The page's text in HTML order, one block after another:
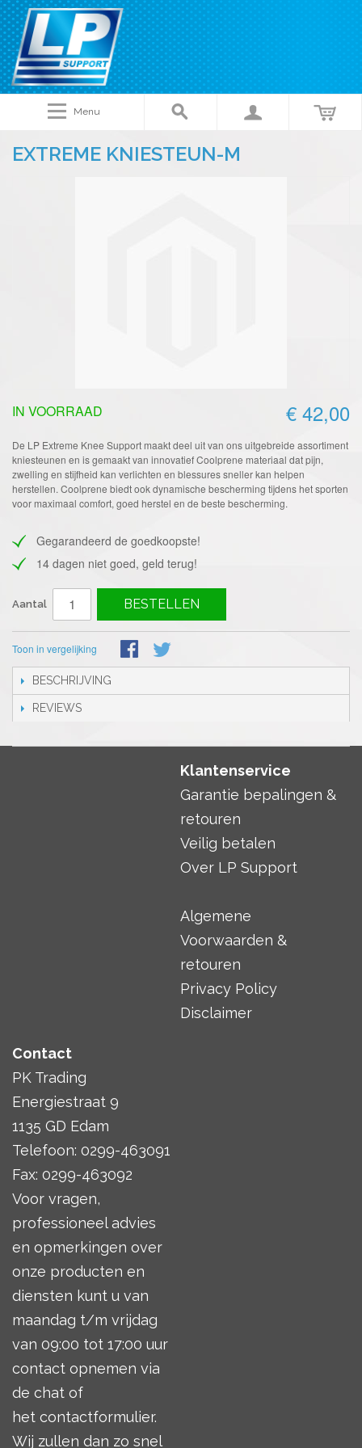
Menu
EXTREME KNIESTEUN-M
€ 42,00
IN VOORRAAD
De LP Extreme Knee Support maakt deel uit van ons uitgebreide assortiment
kniesteunen en is gemaakt van innovatief Coolprene materiaal dat pijn,
zwelling en stijfheid kan verlichten en blessures sneller kan helpen
herstellen. Coolprene biedt ook dynamische bescherming tijdens het sporten
voor maximaal comfort, goed herstel en de beste bescherming.
Gegarandeerd de goedkoopste!
14 dagen niet goed, geld terug!
Aantal BESTELLEN
Toon in vergelijking
BESCHRIJVING
REVIEWS
Klantenservice
Garantie bepalingen &
retouren
Veilig betalen
Over LP Support
Algemene
Voorwaarden &
retouren
Privacy Policy
Disclaimer
Contact
PK Trading
Energiestraat 9
1135 GD Edam
Telefoon: 0299-463091
Fax: 0299-463092
Voor vragen,
professioneel advies
en opmerkingen over
onze producten en
diensten kunt u van
maandag t/m vrijdag
van 09:00 tot 17:00 uur
contact opnemen via
de chat of
het contactformulier.
Wij zullen dan zo snel